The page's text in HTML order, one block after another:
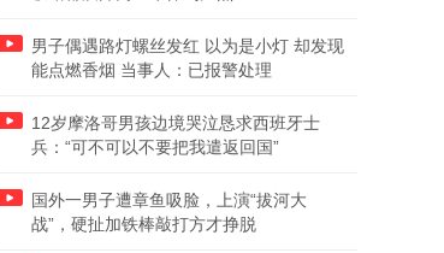
男子偶遇路灯螺丝发红 以为是小灯 却发现
能点燃香烟 当事人：已报警处理
12岁摩洛哥男孩边境哭泣恳求西班牙士
兵：“可不可以不要把我遣返回国”
国外一男子遭章鱼吸脸，上演“拔河大
战”，硬扯加铁棒敲打方才挣脱